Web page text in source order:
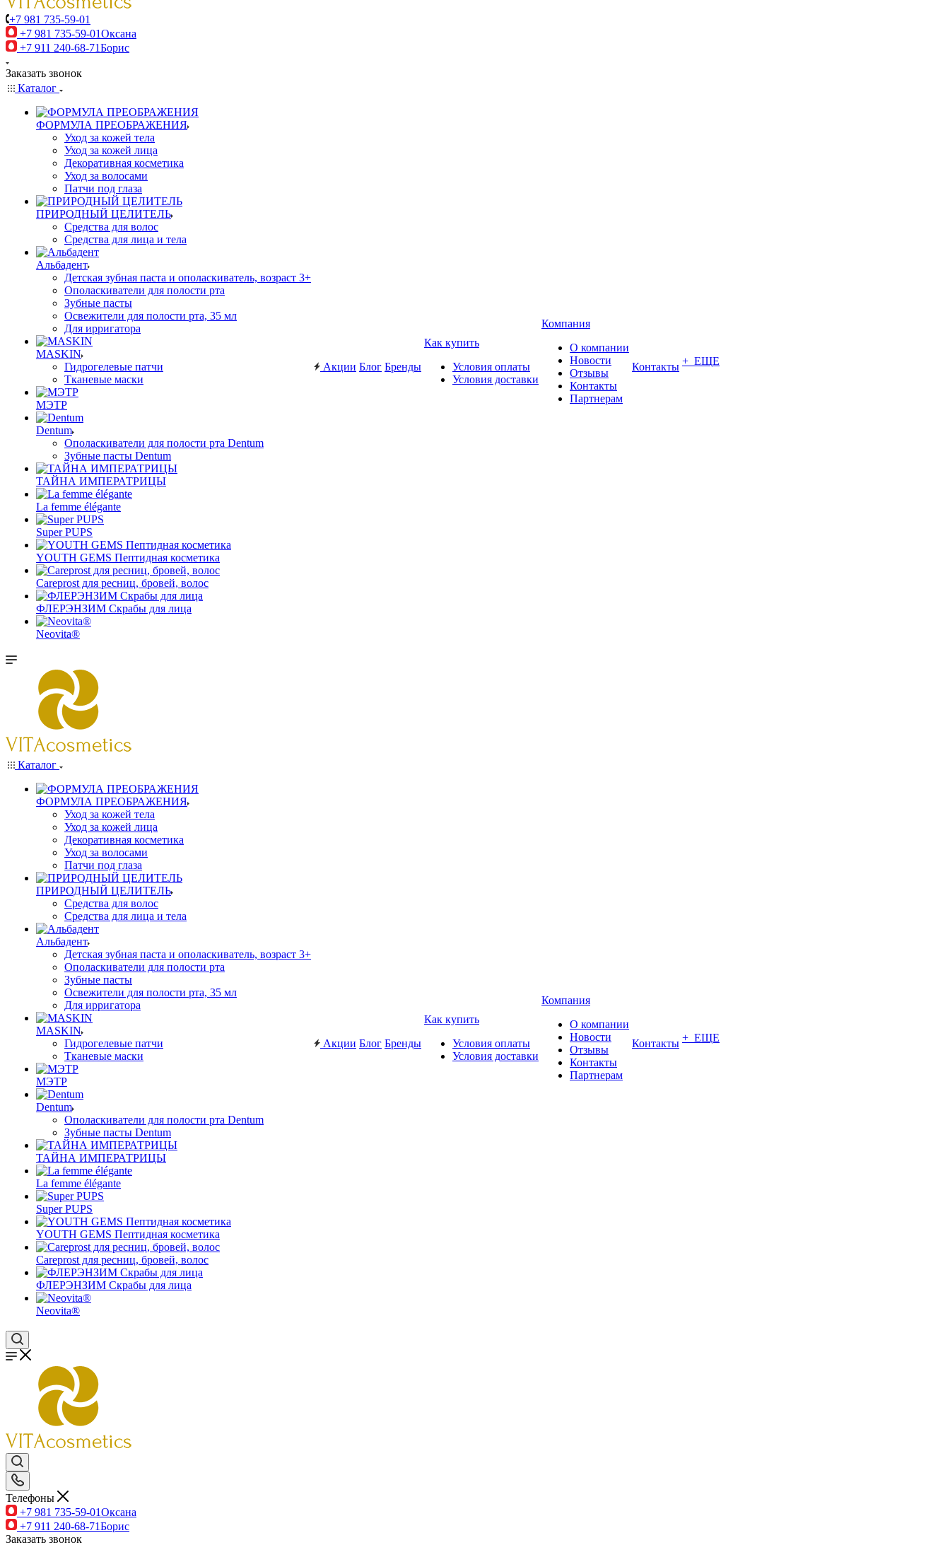
+7 981 735-59-01
+7 981 735-59-01Оксана
+7 911 240-68-71Борис
Заказать звонок
Каталог
ФОРМУЛА ПРЕОБРАЖЕНИЯ
Уход за кожей тела
Уход за кожей лица
Декоративная косметика
Уход за волосами
Патчи под глаза
ПРИРОДНЫЙ ЦЕЛИТЕЛЬ
Средства для волос
Средства для лица и тела
Альбадент
Детская зубная паста и ополаскиватель, возраст 3+
Ополаскиватели для полости рта
Зубные пасты
Освежители для полости рта, 35 мл
Для ирригатора
MASKIN
Гидрогелевые патчи
Тканевые маски
МЭТР
Dentum
Ополаскиватели для полости рта Dentum
Зубные пасты Dentum
ТАЙНА ИМПЕРАТРИЦЫ
La femme élégante
Super PUPS
YOUTH GEMS Пептидная косметика
Careprost для ресниц, бровей, волос
ФЛЕРЭНЗИМ Скрабы для лица
Neovita®
Акции Блог Бренды
Как купить
Условия оплаты
Условия доставки
Компания
О компании
Новости
Отзывы
Контакты
Партнерам
Контакты + ЕЩЕ
Каталог
ФОРМУЛА ПРЕОБРАЖЕНИЯ
Уход за кожей тела
Уход за кожей лица
Декоративная косметика
Уход за волосами
Патчи под глаза
ПРИРОДНЫЙ ЦЕЛИТЕЛЬ
Средства для волос
Средства для лица и тела
Альбадент
Детская зубная паста и ополаскиватель, возраст 3+
Ополаскиватели для полости рта
Зубные пасты
Освежители для полости рта, 35 мл
Для ирригатора
MASKIN
Гидрогелевые патчи
Тканевые маски
МЭТР
Dentum
Ополаскиватели для полости рта Dentum
Зубные пасты Dentum
ТАЙНА ИМПЕРАТРИЦЫ
La femme élégante
Super PUPS
YOUTH GEMS Пептидная косметика
Careprost для ресниц, бровей, волос
ФЛЕРЭНЗИМ Скрабы для лица
Neovita®
Акции Блог Бренды
Как купить
Условия оплаты
Условия доставки
Компания
О компании
Новости
Отзывы
Контакты
Партнерам
Контакты + ЕЩЕ
Телефоны
+7 981 735-59-01Оксана
+7 911 240-68-71Борис
Заказать звонок